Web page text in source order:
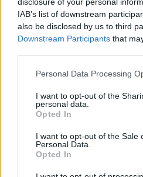
IAB’s list of downstream
also be disclosed by us to third
Downstream Participants that
Personal Data Processing
I want to opt-out of the
personal data.
Opted In
I want to opt-out of the Sale
Personal Data.
Opted In
ΡΟΗ ΕΙΔΗΣΕΩΝ